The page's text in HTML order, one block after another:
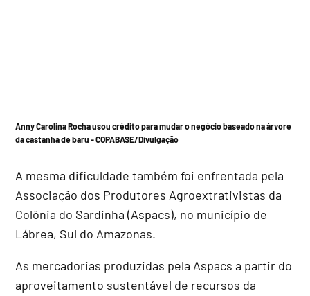
Anny Carolina Rocha usou crédito para mudar o negócio baseado na árvore
da castanha de baru -COPABASE/Divulgação
A mesma dificuldade também foi enfrentada pela
Associação dos Produtores Agroextrativistas da
Colônia do Sardinha (Aspacs), no município de
Lábrea, Sul do Amazonas.
As mercadorias produzidas pela Aspacs a partir do
aproveitamento sustentável de recursos da